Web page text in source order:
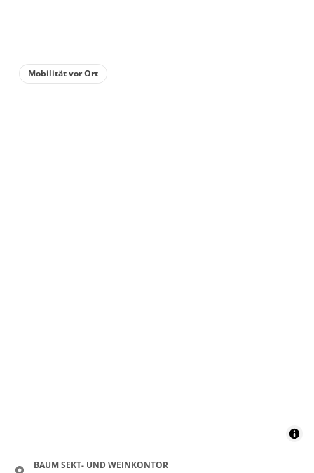
Mobilität vor Ort
BAUM SEKT- UND WEINKONTOR